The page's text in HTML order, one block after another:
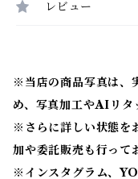
レビュー
※当店の商品写真は、
め、写真加工やAIリタ
※ さらに詳しい状態を
加や委託販売も行って
※ インスタグラム、